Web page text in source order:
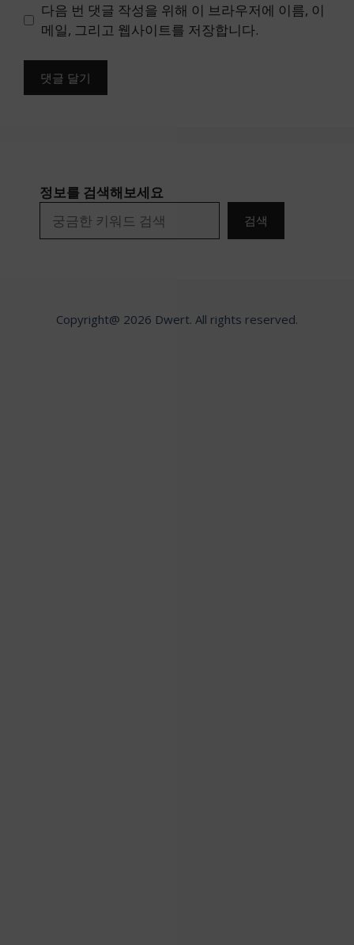
트
다음 번 댓글 작성을 위해 이 브라우저에 이름, 이
메일, 그리고 웹사이트를 저장합니다.
정보를 검색해보세요
검색
Copyright@ 2026 Dwert. All rights reserved.